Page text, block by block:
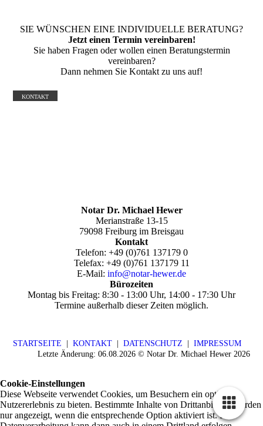
SIE WÜNSCHEN EINE INDIVIDUELLE BERATUNG?
Jetzt einen Termin vereinbaren!
Sie haben Fragen oder wollen einen Beratungstermin
vereinbaren?
Dann nehmen Sie Kontakt zu uns auf!
KONTAKT
Notar Dr. Michael Hewer
Merianstraße 13-15
79098 Freiburg im Breisgau
Kontakt
Telefon: +49 (0)761 137179 0
Telefax: +49 (0)761 137179 11
E-Mail: info@notar-hewer.de
Bürozeiten
Montag bis Freitag: 8:30 - 13:00 Uhr, 14:00 - 17:30 Uhr
Termine außerhalb dieser Zeiten möglich.
STARTSEITE |KONTAKT |DATENSCHUTZ |IMPRESSUM
Letzte Änderung: 06.08.2026 © Notar Dr. Michael Hewer 2026
Cookie-Einstellungen
Diese Webseite verwendet Cookies, um Besuchern ein optimales
Nutzererlebnis zu bieten. Bestimmte Inhalte von Drittanbietern werden
nur angezeigt, wenn die entsprechende Option aktiviert ist. Die